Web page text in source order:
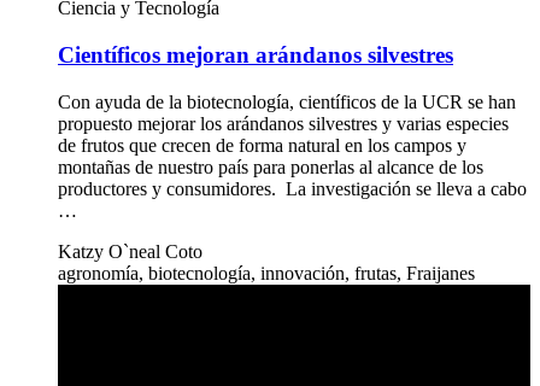
Ciencia y Tecnología
Científicos mejoran arándanos silvestres
Con ayuda de la biotecnología, científicos de la UCR se han
propuesto mejorar los arándanos silvestres y varias especies
de frutos que crecen de forma natural en los campos y
montañas de nuestro país para ponerlas al alcance de los
productores y consumidores. La investigación se lleva a cabo
…
Katzy O`neal Coto
agronomía, biotecnología, innovación, frutas, Fraijanes